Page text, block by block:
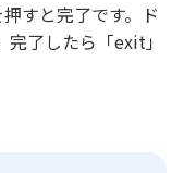
すと完了です。ド
了したら「exit」